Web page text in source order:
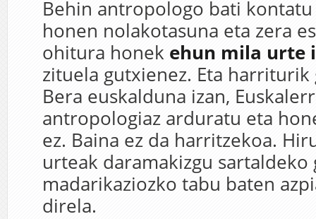
Behin antropologo bati
honen nolakotasuna eta zera
ohitura honek ehun mila urte
zituela gutxienez. Eta harriturik
Bera euskalduna izan,
antropologiaz arduratu eta
ez. Baina ez da harritzekoa.
urteak daramakizgu sartaldeko
madarikaziozko tabu baten
direla.